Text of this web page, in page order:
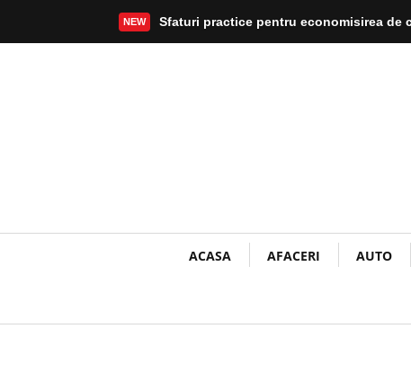
NEW Sfaturi practice pentru economisirea de
Mai mult
ACASA AFACERI AUTO